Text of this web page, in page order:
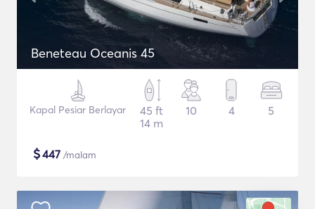
Beneteau Oceanis 45
Kapal Pesiar Berlayar
45 ft
14 m
10 4 5
$447 /malam